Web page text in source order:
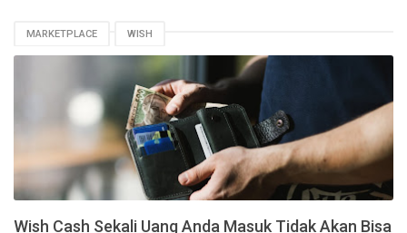
MARKETPLACE WISH
Wish Cash Sekali Uang Anda Masuk Tidak Akan Bisa